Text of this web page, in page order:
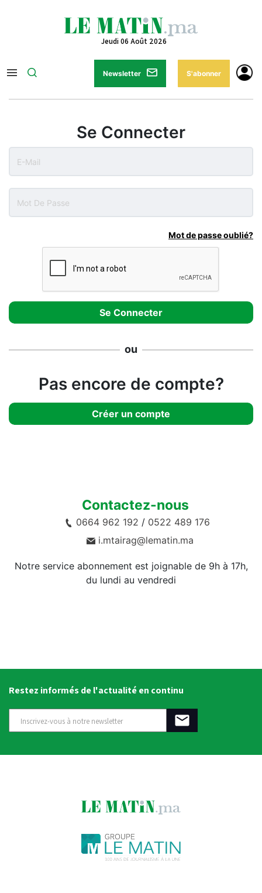
Jeudi 06 Août 2026
Newsletter S'abonner
Se Connecter
Mot de passe oublié?
ou
Pas encore de compte?
Créer un compte
Contactez-nous
0664 962 192 / 0522 489 176
i.mtairag@lematin.ma
Notre service abonnement est joignable de 9h à 17h,
du lundi au vendredi
Restez informés de l'actualité en continu